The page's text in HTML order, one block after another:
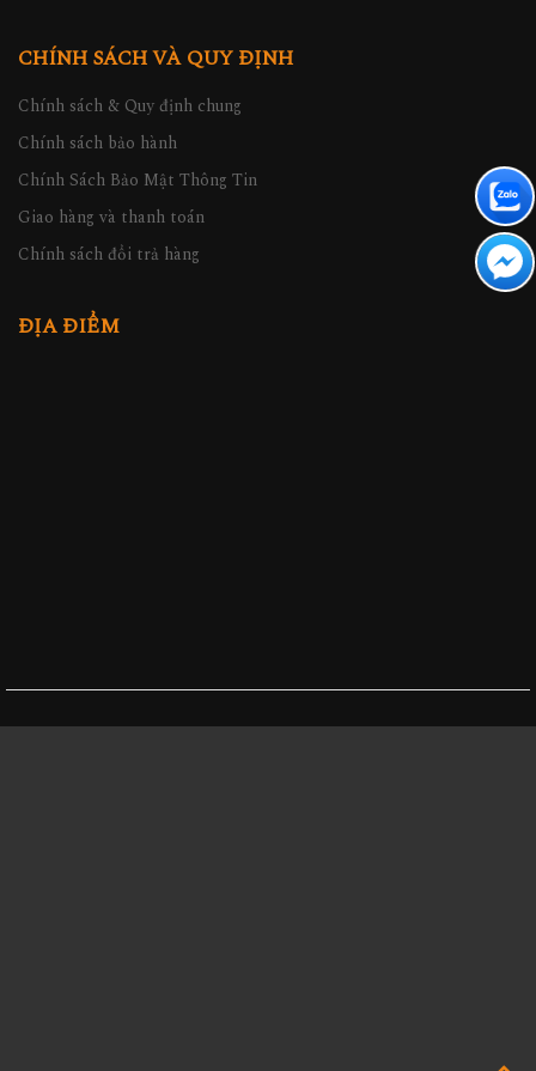
CHÍNH SÁCH VÀ QUY ĐỊNH
Chính sách & Quy định chung
Chính sách bảo hành
Chính Sách Bảo Mật Thông Tin
Giao hàng và thanh toán
Chính sách đổi trả hàng
ĐỊA ĐIỂM